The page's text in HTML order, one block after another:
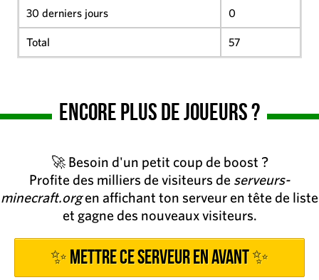
30 derniers jours 0
Total 57
Encore plus de joueurs ?
🚀 Besoin d'un petit coup de boost ?
Profite des milliers de visiteurs de serveurs-
minecraft.orgen affichant ton serveur en tête de liste
et gagne des nouveaux visiteurs.
✨ Mettre ce serveur en avant ✨